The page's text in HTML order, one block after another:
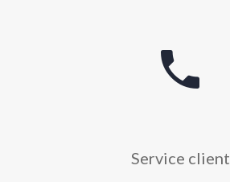
phone
Service client